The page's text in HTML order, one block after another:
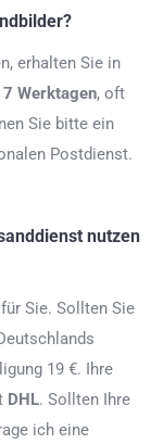
erhalten Sie in
Werktagen, oft
Sie bitte ein
Postdienst.
nutzen
für Sie. Sollten Sie
19 €. Ihre
DHL. Sollten Ihre
ich eine